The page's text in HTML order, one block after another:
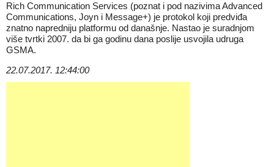
Rich Communication Services (poznat i pod nazivima Advanced
Communications, Joyn i Message+) je protokol koji predviđa
znatno napredniju platformu od današnje. Nastao je suradnjom
više tvrtki 2007. da bi ga godinu dana poslije usvojila udruga
GSMA.
22.07.2017. 12:44:00